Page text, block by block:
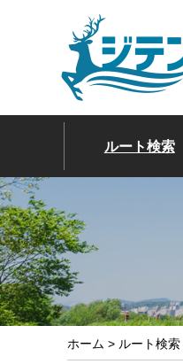
ルート検索
ホーム > ルート検索